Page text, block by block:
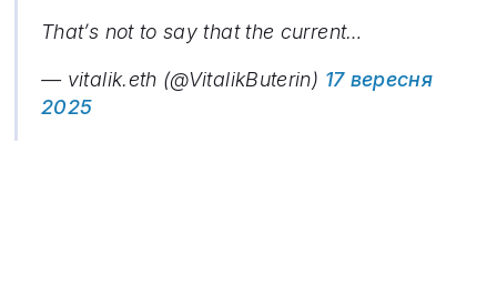
That’s not to say that the current…
— vitalik.eth (@VitalikButerin) 17 вересня
2025